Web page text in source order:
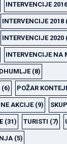
INTERVENCIJE 2016
INTERVENCIJE 2018
INTERVENCIJE 2020
INTERVENCIJE NA
(8)
(6) POŽAR
AKCIJE(9)
(31) TURISTI (7)
(5)